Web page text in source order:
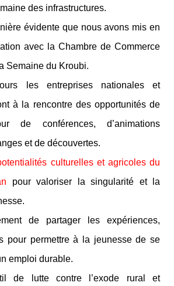
des infrastructures.
évidente que nous avons mis en
avec la Chambre de Commerce
Semaine du Kroubi.
les entreprises nationales et
à la rencontre des opportunités de
de conférences, d’animations
et de découvertes.
culturelles et agricoles du
pour valoriser la singularité et la
de partager les expériences,
pour permettre à la jeunesse de se
emploi durable.
de lutte contre l’exode rural et